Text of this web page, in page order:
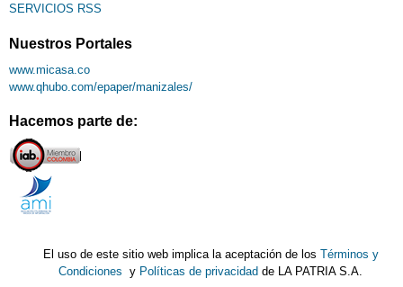
SERVICIOS RSS
Nuestros Portales
www.micasa.co
www.qhubo.com/epaper/manizales/
Hacemos parte de:
El uso de este sitio web implica la aceptación de los Términos y
Condiciones y Políticas de privacidad de LA PATRIA S.A.